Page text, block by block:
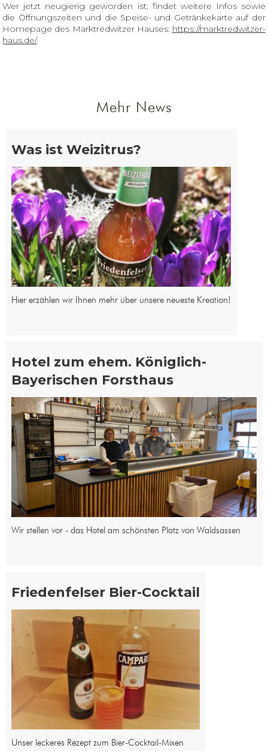
Wer jetzt neugierig geworden ist, findet weitere Infos sowie
die Öffnungszeiten und die Speise- und Getränkekarte auf der
Homepage des Marktredwitzer Hauses: https://marktredwitzer-
haus.de/.
Mehr News
Was ist Weizitrus?
Hier erzählen wir Ihnen mehr über unsere neueste Kreation!
Hotel zum ehem. Königlich-
Bayerischen Forsthaus
Wir stellen vor - das Hotel am schönsten Platz von Waldsassen
Friedenfelser Bier-Cocktail
Unser leckeres Rezept zum Bier-Cocktail-Mixen